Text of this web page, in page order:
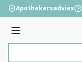
Ga naar de inhoud
Apothekersadvies
Menu